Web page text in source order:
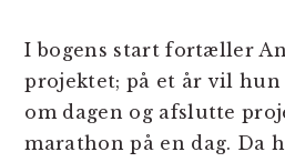
I bogens start fortæller
projektet; på et år vil
om dagen og afslutte
marathon på en dag. Da